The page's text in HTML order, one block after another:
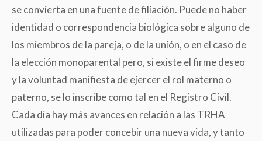
se convierta en una fuente de filiación. Puede no haber
identidad o correspondencia biológica sobre alguno de
los miembros de la pareja, o de la unión, o en el caso de
la elección monoparental pero, si existe el firme deseo
y la voluntad manifiesta de ejercer el rol materno o
paterno, se lo inscribe como tal en el Registro Civil.
Cada día hay más avances en relación a las TRHA
utilizadas para poder concebir una nueva vida, y tanto